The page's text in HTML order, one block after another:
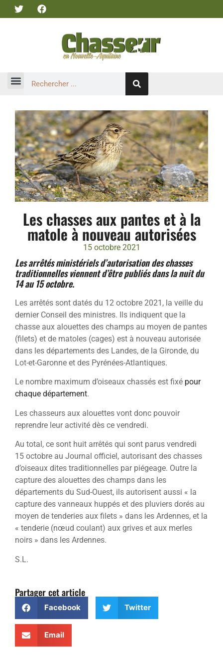
Les chasses aux pantes et à la
matole à nouveau autorisées
15 octobre 2021
Les arrêtés ministériels d’autorisation des chasses
traditionnelles viennent d’être publiés dans la nuit du
14 au 15 octobre.
Les arrêtés sont datés du 12 octobre 2021, la veille du
dernier Conseil des ministres. Ils indiquent que la
chasse aux alouettes des champs au moyen de pantes
(filets) et de matoles (cages) est à nouveau autorisée
dans les départements des Landes, de la Gironde, du
Lot-et-Garonne et des Pyrénées-Atlantiques.
Le nombre maximum d’oiseaux chassés est fixé pour
chaque département.
Les chasseurs aux alouettes vont donc pouvoir
reprendre leur activité dès ce vendredi.
Au total, ce sont huit arrêtés qui sont parus vendredi
15 octobre au Journal officiel, autorisant des chasses
d’oiseaux dites traditionnelles par piégeage. Outre la
capture des alouettes des champs dans les
départements du Sud-Ouest, ils autorisent aussi « la
capture des vanneaux huppés et des pluviers dorés au
moyen de tenderies aux filets » dans les Ardennes, et la
« tenderie (nœud coulant) aux grives et aux merles
noirs » dans les Ardennes.
S.L.
Partager cet article
Facebook Twitter
Email